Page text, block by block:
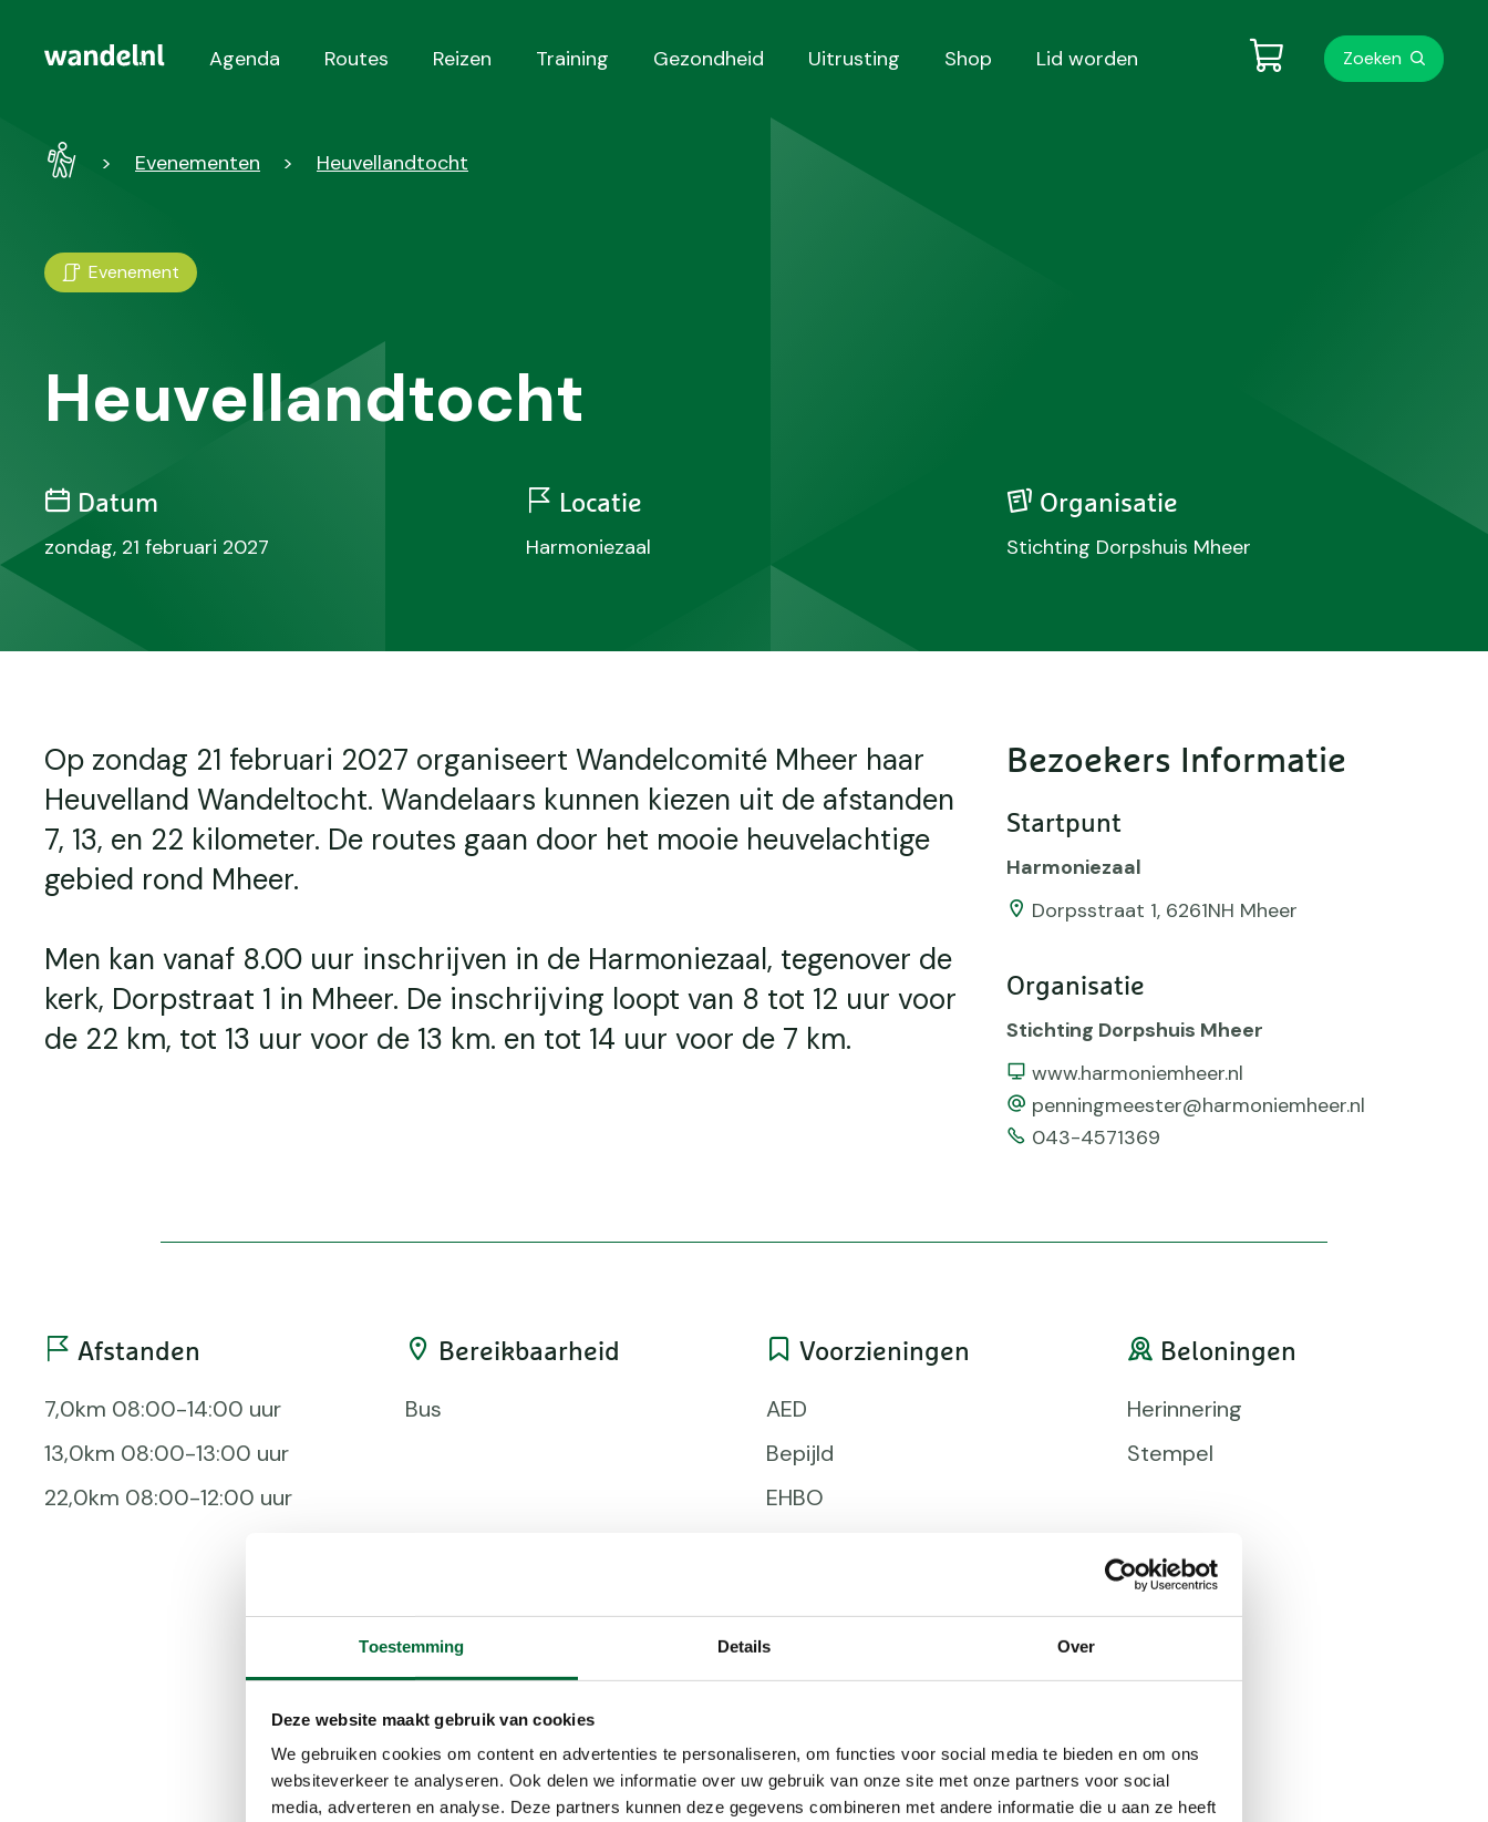
Toestemming Details Over
Deze website maakt gebruik van cookies
We gebruiken cookies om content en advertenties te personaliseren, om functies voor social media te bieden en om ons
websiteverkeer te analyseren. Ook delen we informatie over uw gebruik van onze site met onze partners voor social
media, adverteren en analyse. Deze partners kunnen deze gegevens combineren met andere informatie die u aan ze heeft
Hoofdnavigatie
Agenda Routes Reizen Training Gezondheid Uitrusting Shop Lid worden Zoeken
WandelEvenementen Heuvellandtocht
Evenement
Heuvellandtocht
Datum
zondag, 21 februari 2027
Locatie
Harmoniezaal
Organisatie
Stichting Dorpshuis Mheer
Op zondag 21 februari 2027 organiseert Wandelcomité Mheer haar
Heuvelland Wandeltocht. Wandelaars kunnen kiezen uit de afstanden
7, 13, en 22 kilometer. De routes gaan door het mooie heuvelachtige
gebied rond Mheer.
Men kan vanaf 8.00 uur inschrijven in de Harmoniezaal, tegenover de
kerk, Dorpstraat 1 in Mheer. De inschrijving loopt van 8 tot 12 uur voor
de 22 km, tot 13 uur voor de 13 km. en tot 14 uur voor de 7 km.
Bezoekers Informatie
Startpunt
Harmoniezaal
Dorpsstraat 1, 6261NH Mheer
Organisatie
Stichting Dorpshuis Mheer
Website
www.harmoniemheer.nl
emailpenningmeester@harmoniemheer.nl
Telefoonnummer
043-4571369
Afstanden
7,0km 08:00-14:00 uur
13,0km 08:00-13:00 uur
22,0km 08:00-12:00 uur
Bereikbaarheid
Bus
Voorzieningen
AED
Bepijld
EHBO
Rust
Beloningen
Herinnering
Stempel